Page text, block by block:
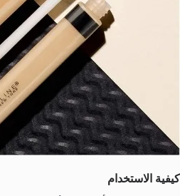
كيفية الاستخدام